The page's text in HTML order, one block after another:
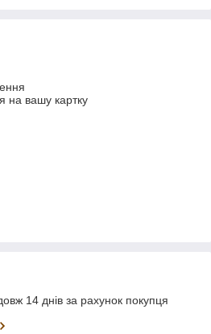
на вашу картку
14 днів за рахунок покупця